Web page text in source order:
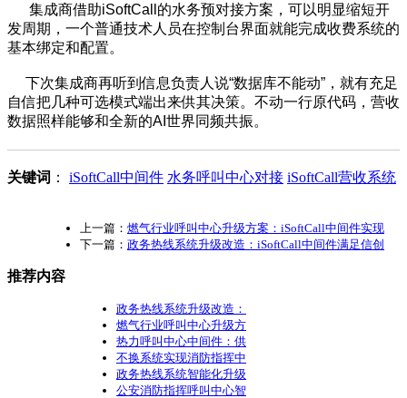
集成商借助iSoftCall的水务预对接方案，可以明显缩短开
发周期，一个普通技术人员在控制台界面就能完成收费系统的
基本绑定和配置。
下次集成商再听到信息负责人说“数据库不能动”，就有充足
自信把几种可选模式端出来供其决策。不动一行原代码，营收
数据照样能够和全新的AI世界同频共振。
关键词 ： iSoftCall中间件 水务呼叫中心对接 iSoftCall营收系统
上一篇： 燃气行业呼叫中心升级方案：iSoftCall中间件实现
下一篇： 政务热线系统升级改造：iSoftCall中间件满足信创
推荐内容
政务热线系统升级改造：
燃气行业呼叫中心升级方
热力呼叫中心中间件：供
不换系统实现消防指挥中
政务热线系统智能化升级
公安消防指挥呼叫中心智